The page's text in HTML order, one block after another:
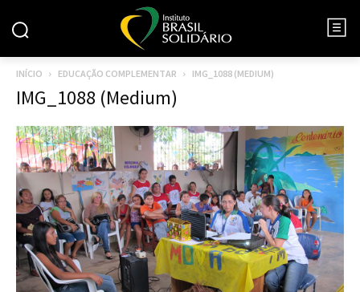
INÍCIO EDUCAÇÃO COMPLEMENTAR IMG_1088 (MEDIUM)
IMG_1088 (Medium)